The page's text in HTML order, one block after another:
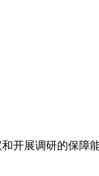
展调研的保障